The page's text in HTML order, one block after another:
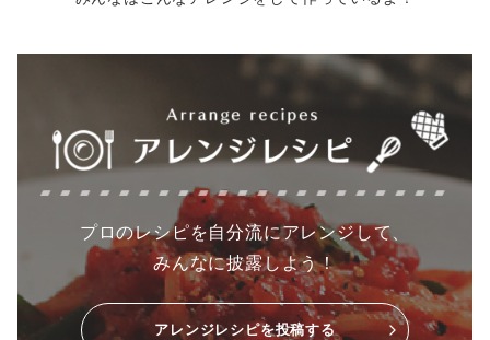
プロのレシピを自分流にアレンジして、
みんなに披露しよう！
アレンジレシピを投稿する